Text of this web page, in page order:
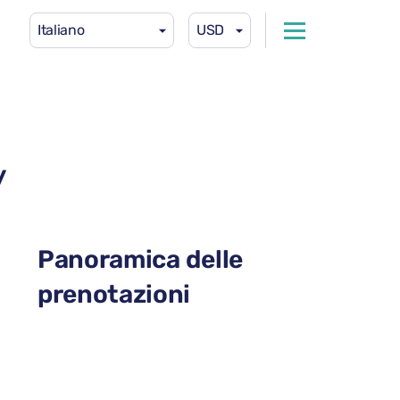
Italiano USD
Panoramica delle
prenotazioni